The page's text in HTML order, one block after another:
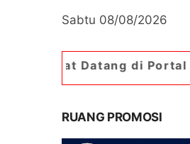
Sabtu 08/08/2026
di Portal Berita
RUANG PROMOSI